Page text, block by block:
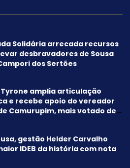
Solidária arrecada recursos
desbravadores de Sousa
dos Sertões
Tyrone amplia articulação
e recebe apoio do vereador
Camurupim, mais votado de
gestão Helder Carvalho
IDEB da história com nota